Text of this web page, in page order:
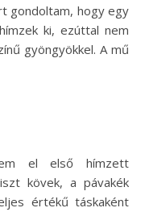
gondoltam, hogy egy
ki, ezúttal nem
gyöngyökkel. A mű
el első hímzett
kövek, a pávakék
értékű táskaként